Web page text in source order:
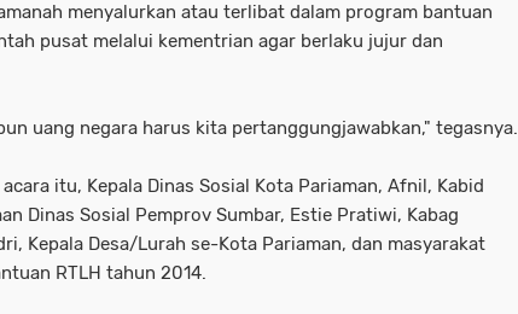
menyalurkan atau terlibat dalam program bantuan
pusat melalui kementrian agar berlaku jujur dan
uang negara harus kita pertanggungjawabkan," tegasnya.
itu, Kepala Dinas Sosial Kota Pariaman, Afnil, Kabid
Dinas Sosial Pemprov Sumbar, Estie Pratiwi, Kabag
Kepala Desa/Lurah se-Kota Pariaman, dan masyarakat
RTLH tahun 2014.